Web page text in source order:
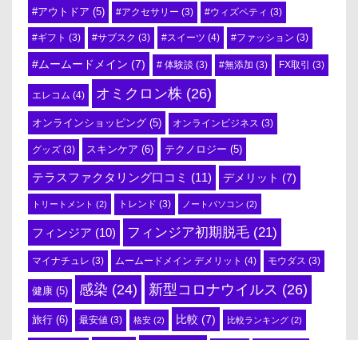
#アウトドア (5) #アクセサリー (3) #ウィズペティ (3)
#ギフト (3) #サブスク (3) #スイーツ (4) #ファッション (3)
#ムームードメイン (7) # 体験談 (3) #無添加 (3) FX取引 (3)
エレコム (4) オミクロン株 (26)
オンラインショッピング (5) オンラインビジネス (3)
グッズ (3) スキンケア (6) テクノロジー (5)
テラスファクタリング口コミ (11) デメリット (7)
トリートメント (2) トレンド (3) ノートパソコン (2)
フィンジア (10) フィンジア初期脱毛 (21)
マイナチュレ (3) ムームードメイン デメリット (4) モウダス (3)
健康 (5) 感染 (24) 新型コロナウイルス (26)
旅行 (6) 最安値 (3) 格安 (2) 比較 (7) 比較ランキング (2)